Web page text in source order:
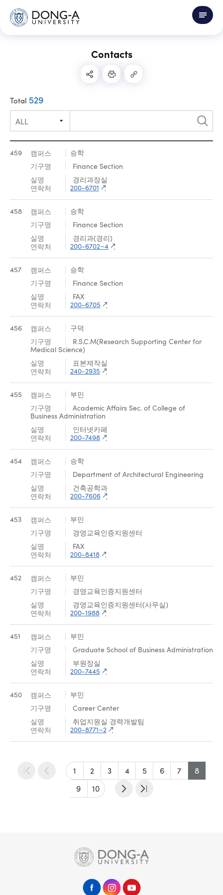
Contacts
Total 529
검
색
459
승학
Finance Section
경리과장실
200-6701
458
승학
Finance Section
경리과(경리)
200-6702~4
457
승학
Finance Section
FAX
200-6705
456
구덕
R.S.C.M(Research Supporting Center for
Medical Science)
표본제작실
240-2935
455
부민
Academic Affairs Sec. of College of
Business Administration
인터넷카페
200-7498
454
승학
Department of Architectural Engineering
건축공학과
200-7606
453
부민
경영교육인증지원센터
FAX
200-8418
452
부민
경영교육인증지원센터
경영교육인증지원센터(사무실)
200-1988
451
부민
Graduate School of Business Administration
부원장실
200-7445
450
부민
Career Center
취업지원실 경력개발팀
200-8771~2
1 2 3 4 5 6 7
8
9
10